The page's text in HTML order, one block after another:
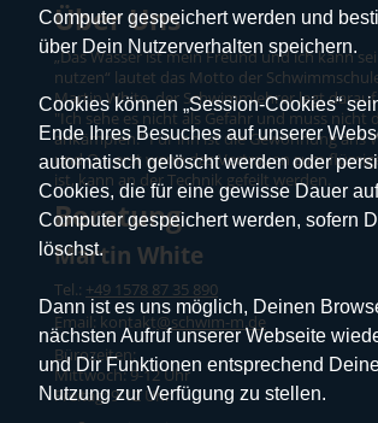
Computer gespeichert werden und
über Dein Nutzerverhalten speichern.
Cookies können „Session-Cookies“
Ende Ihres Besuches auf unserer
automatisch gelöscht werden oder
Cookies, die für eine gewisse Dauer
Computer gespeichert werden, sofern
löschst.
Dann ist es uns möglich, Deinen
nächsten Aufruf unserer Webseite
und Dir Funktionen entsprechend
Nutzung zur Verfügung zu stellen.
Über Uns
„Das Wasser ist mein Freund und ich kann
nutzen“ lautet das Motto der
Martin White, der Schwimmlehrer legt
"Ich sehe es nicht als Gefahr und muss nicht
ankämpfen.“ Für ihn ist die Gewöhnung ans
und O – erst wenn das Vertrauen zum
ist, kann an der Technik gefeilt werden.
Beratung
Martin White
Tel.: +49 1578 87 35 890
Email: kontakt@schwim-m.de
Bürozeiten:
Mittwoch: 9-12 Uhr
Freitag: 9-12 Uhr